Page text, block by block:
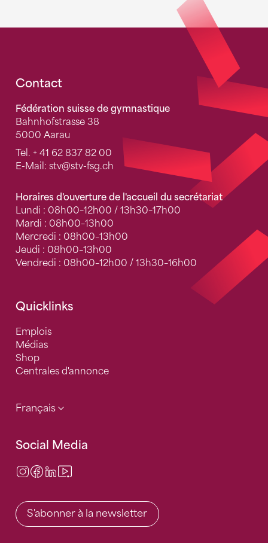
Fusszeile
Contact
Fédération suisse de gymnastique
Bahnhofstrasse 38
5000 Aarau
Tel. + 41 62 837 82 00
E-Mail: stv@stv-fsg.ch
Horaires d'ouverture de l'accueil du secrétariat
Lundi : 08h00–12h00 / 13h30–17h00
Mardi : 08h00–13h00
Mercredi : 08h00–13h00
Jeudi : 08h00–13h00
Vendredi : 08h00–12h00 / 13h30–16h00
Quicklinks
Emplois
Médias
Shop
Centrales d'annonce
Français
Social Media
Instagram
Facebook
LinkedIn
S'abonner à la newsletter